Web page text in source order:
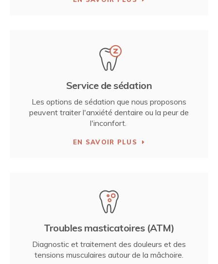
Service de sédation
Les options de sédation que nous proposons
peuvent traiter l'anxiété dentaire ou la peur de
l'inconfort.
EN SAVOIR PLUS
Troubles masticatoires (ATM)
Diagnostic et traitement des douleurs et des
tensions musculaires autour de la mâchoire.